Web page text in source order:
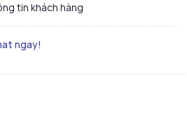
tin khách hàng
ngay!